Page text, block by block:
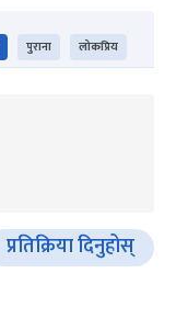
पुराना लोकप्रिय
प्रतिक्रिया दिनुहोस्